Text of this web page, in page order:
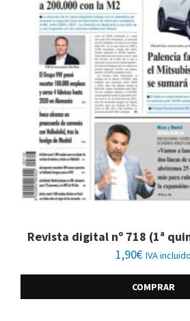
Revista digital nº 718 (1ª
1,90€ IVA incluido
COMPRAR